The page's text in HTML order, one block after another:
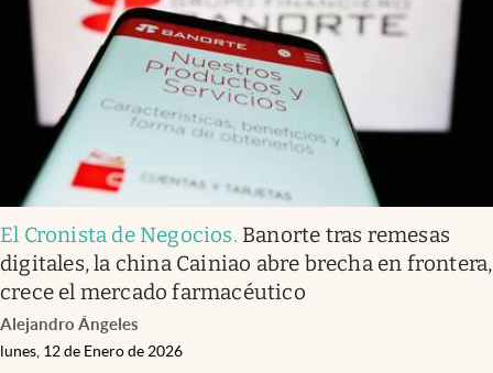
El Cronista de Negocios. Banorte tras remesas
digitales, la china Cainiao abre brecha en frontera,
crece el mercado farmacéutico
Alejandro Ángeles
lunes, 12 de Enero de 2026